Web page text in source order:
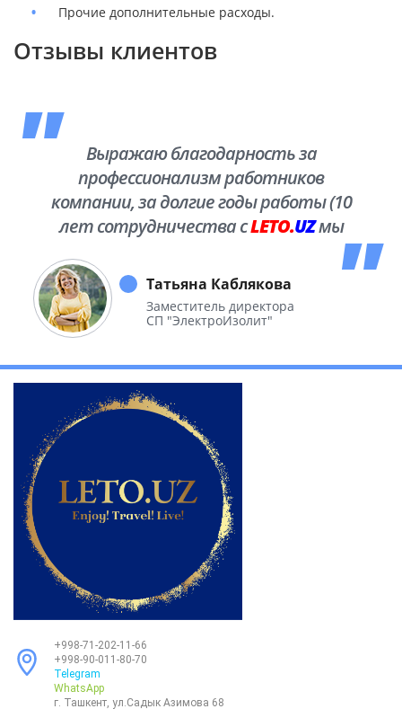
Прочие дополнительные расходы.
Отзывы клиентов
Выражаю благодарность за
профессионализм работников
компании, за долгие годы работы (10
лет сотрудничества сLETO.UZмы
необъятной Родины.
Татьяна Каблякова
Заместитель директора
СП "ЭлектроИзолит"
+998-71-202-11-66
+998-90-011-80-70
Telegram
WhatsApp
г. Ташкент, ул.Садык Азимова 68